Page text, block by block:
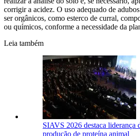
corrigir a acidez. O uso adequado de
ser orgânicos, como esterco de curral,
ou químicos, conforme a necessidade da
Leia também
SIAVS 2026 destaca liderança
produção de proteína animal